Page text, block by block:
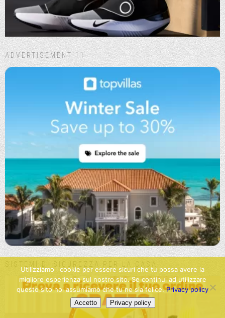
ADVERTISEMENT 11
SISTEMI DI SICUREZZA PER LA CASA
Utilizziamo i cookie per essere sicuri che tu possa avere la
migliore esperienza sul nostro sito. Se continui ad utilizzare
questo sito noi assumiamo che tu ne sia felice.Privacy policy
Accetto Privacy policy